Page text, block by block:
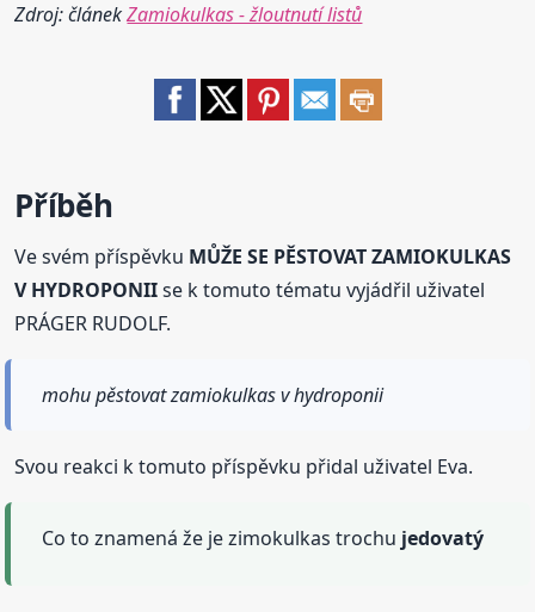
Zdroj: článekZamiokulkas - žloutnutí listů
Příběh
Ve svém příspěvku MŮŽE SE PĚSTOVAT ZAMIOKULKAS
V HYDROPONIIse k tomuto tématu vyjádřil uživatel
PRÁGER RUDOLF.
mohu pěstovat zamiokulkas v hydroponii
Svou reakci k tomuto příspěvku přidal uživatel Eva.
Co to znamená že je zimokulkas trochu jedovatý